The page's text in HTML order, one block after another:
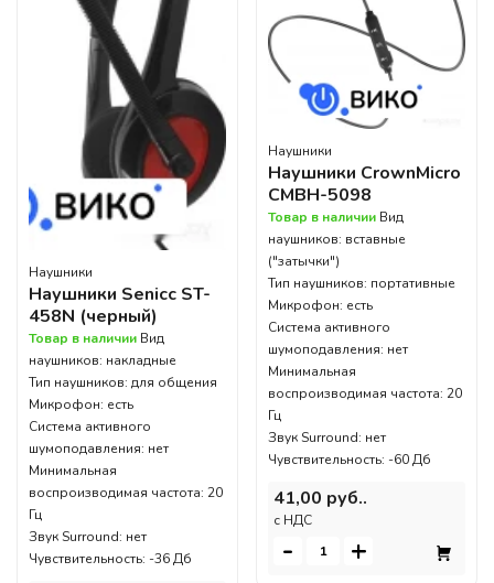
Наушники
Наушники Senicc ST-
458N (черный)
Товар в наличии Вид
наушников: накладные
Тип наушников: для общения
Микрофон: есть
Система активного
шумоподавления: нет
Минимальная
воспроизводимая частота: 20
Гц
Звук Surround: нет
Чувствительность: -36 Дб
Наушники
Наушники CrownMicro
CMBH-5098
Товар в наличии Вид
наушников: вставные
("затычки")
Тип наушников: портативные
Микрофон: есть
Система активного
шумоподавления: нет
Минимальная
воспроизводимая частота: 20
Гц
Звук Surround: нет
Чувствительность: -60 Дб
41,00 руб..
c НДС
- +